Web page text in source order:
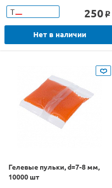
Т 250 o
Нет в наличии
Гелевые пульки, d=7-8 мм,
10000 шт